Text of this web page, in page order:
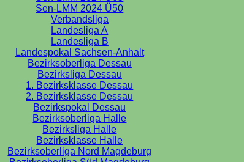
Sen-LMM 2024 Ü50
Verbandsliga
Landesliga A
Landesliga B
Landespokal Sachsen-Anhalt
Bezirksoberliga Dessau
Bezirksliga Dessau
1. Bezirksklasse Dessau
2. Bezirksklasse Dessau
Bezirkspokal Dessau
Bezirksoberliga Halle
Bezirksliga Halle
Bezirksklasse Halle
Bezirksoberliga Nord Magdeburg